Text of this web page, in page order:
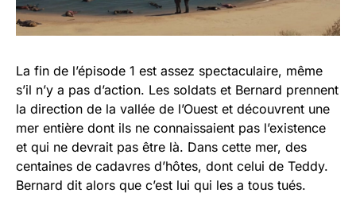
La fin de l’épisode 1 est assez spectaculaire, même
s’il n’y a pas d’action. Les soldats et Bernard prennent
la direction de la vallée de l’Ouest et découvrent une
mer entière dont ils ne connaissaient pas l’existence
et qui ne devrait pas être là. Dans cette mer, des
centaines de cadavres d’hôtes, dont celui de Teddy.
Bernard dit alors que c’est lui qui les a tous tués.